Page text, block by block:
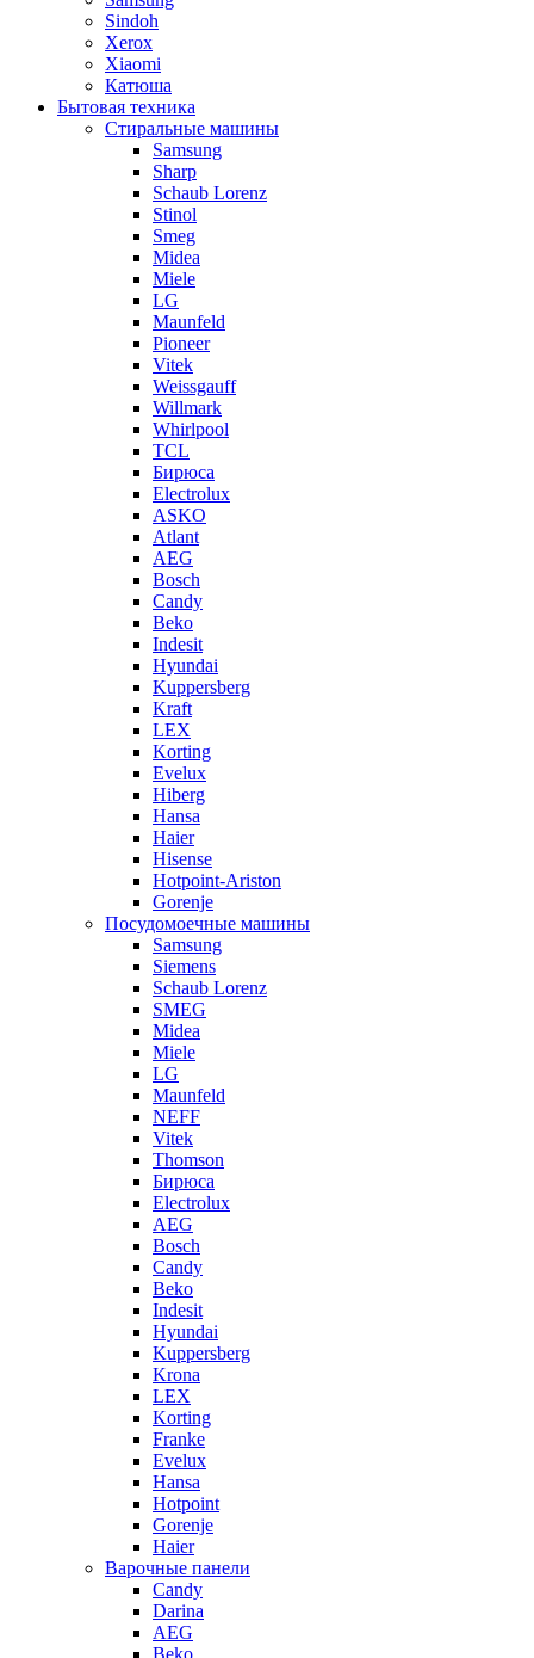
Sindoh
Xerox
Xiaomi
Катюша
Бытовая техника
Стиральные машины
Samsung
Sharp
Schaub Lorenz
Stinol
Smeg
Midea
Miele
LG
Maunfeld
Pioneer
Vitek
Weissgauff
Willmark
Whirlpool
TCL
Бирюса
Electrolux
ASKO
Atlant
AEG
Bosch
Candy
Beko
Indesit
Hyundai
Kuppersberg
Kraft
LEX
Korting
Evelux
Hiberg
Hansa
Haier
Hisense
Hotpoint-Ariston
Gorenje
Посудомоечные машины
Samsung
Siemens
Schaub Lorenz
SMEG
Midea
Miele
LG
Maunfeld
NEFF
Vitek
Thomson
Бирюса
Electrolux
AEG
Bosch
Candy
Beko
Indesit
Hyundai
Kuppersberg
Krona
LEX
Korting
Franke
Evelux
Hansa
Hotpoint
Gorenje
Haier
Варочные панели
Candy
Darina
AEG